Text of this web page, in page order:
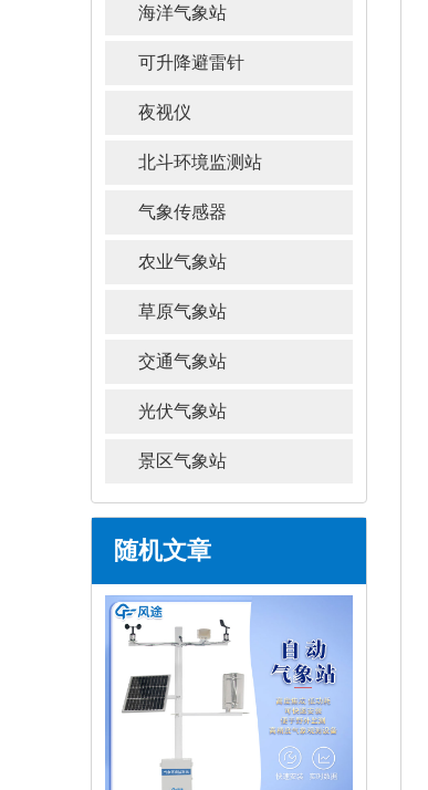
海洋气象站
可升降避雷针
夜视仪
北斗环境监测站
气象传感器
农业气象站
草原气象站
交通气象站
光伏气象站
景区气象站
随机文章